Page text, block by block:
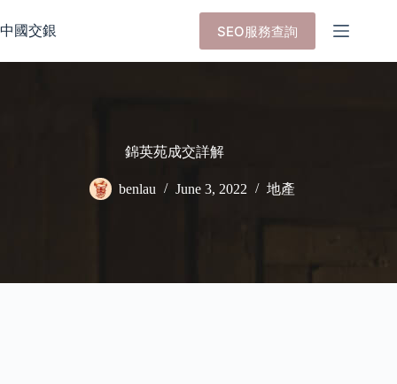
to
content
中國交銀 SEO服務查詢
錦英苑成交詳解
benlau June 3, 2022 地產